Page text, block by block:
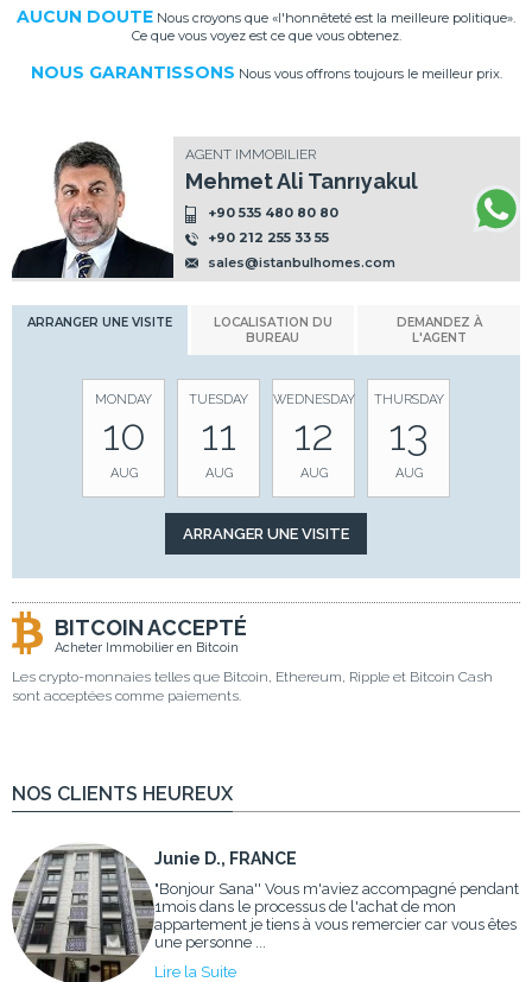
AUCUN DOUTE Nous croyons que «l'honnêteté est la meilleure politique».
Ce que vous voyez est ce que vous obtenez.
NOUS GARANTISSONS Nous vous offrons toujours le meilleur prix.
AGENT IMMOBILIER
Mehmet Ali Tanrıyakul
+90 535 480 80 80
+90 212 255 33 55
sales@istanbulhomes.com
ARRANGER UNE VISITE
LOCALISATION DU
BUREAU
DEMANDEZ À
L'AGENT
MONDAY
10
AUG
TUESDAY
11
AUG
WEDNESDAY
12
AUG
THURSDAY
13
AUG
BITCOIN ACCEPTÉ
Acheter Immobilier en Bitcoin
Les crypto-monnaies telles que Bitcoin, Ethereum, Ripple et Bitcoin Cash
sont acceptées comme paiements.
NOS CLIENTS HEUREUX
Junie D., FRANCE
"Bonjour Sana'' Vous m'aviez accompagné pendant
1mois dans le processus de l'achat de mon
appartement je tiens à vous remercier car vous êtes
une personne ...
Lire la Suite